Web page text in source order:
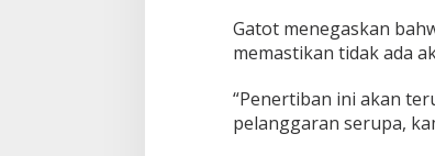
Gatot menegaskan
memastikan tidak ada
“Penertiban ini akan
pelanggaran serupa,